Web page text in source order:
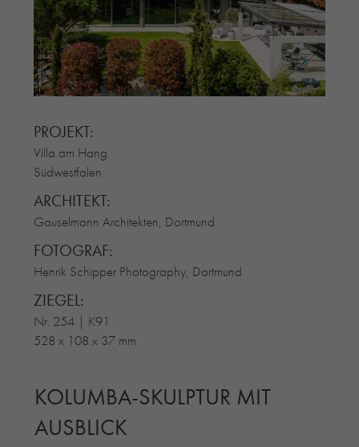
RE-USE-ZIEGEL
GLASUR-ZIEGEL
RE-USE-MÖRTEL
FASSADENPLANUNG (SCHWEIZ)
ÜBER UNS
BLOG
PROJEKT:
Villa am Hang
Südwestfalen
ARCHITEKT:
Gauselmann Architekten, Dortmund
FOTOGRAF:
Henrik Schipper Photography, Dortmund
ZIEGEL:
Nr. 254 | K91
528 x 108 x 37 mm
KOLUMBA-SKULPTUR MIT
AUSBLICK